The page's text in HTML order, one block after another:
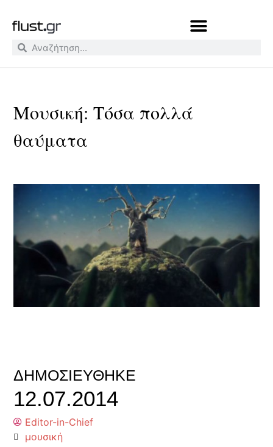
Μουσική: Τόσα πολλά
θαύματα
ΔΗΜΟΣΙΕΎΘΗΚΕ
12.07.2014
Editor-in-Chief
μουσική